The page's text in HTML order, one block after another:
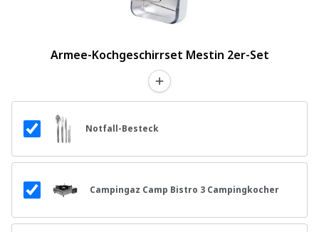
Armee-Kochgeschirrset Mestin 2er-Set
Notfall-Besteck
Campingaz Camp Bistro 3 Campingkocher